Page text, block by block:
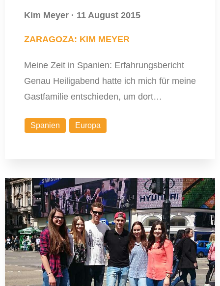
Kim Meyer · 11 August 2015
ZARAGOZA: KIM MEYER
Meine Zeit in Spanien: Erfahrungsbericht
Genau Heiligabend hatte ich mich für meine
Gastfamilie entschieden, um dort…
Spanien Europa